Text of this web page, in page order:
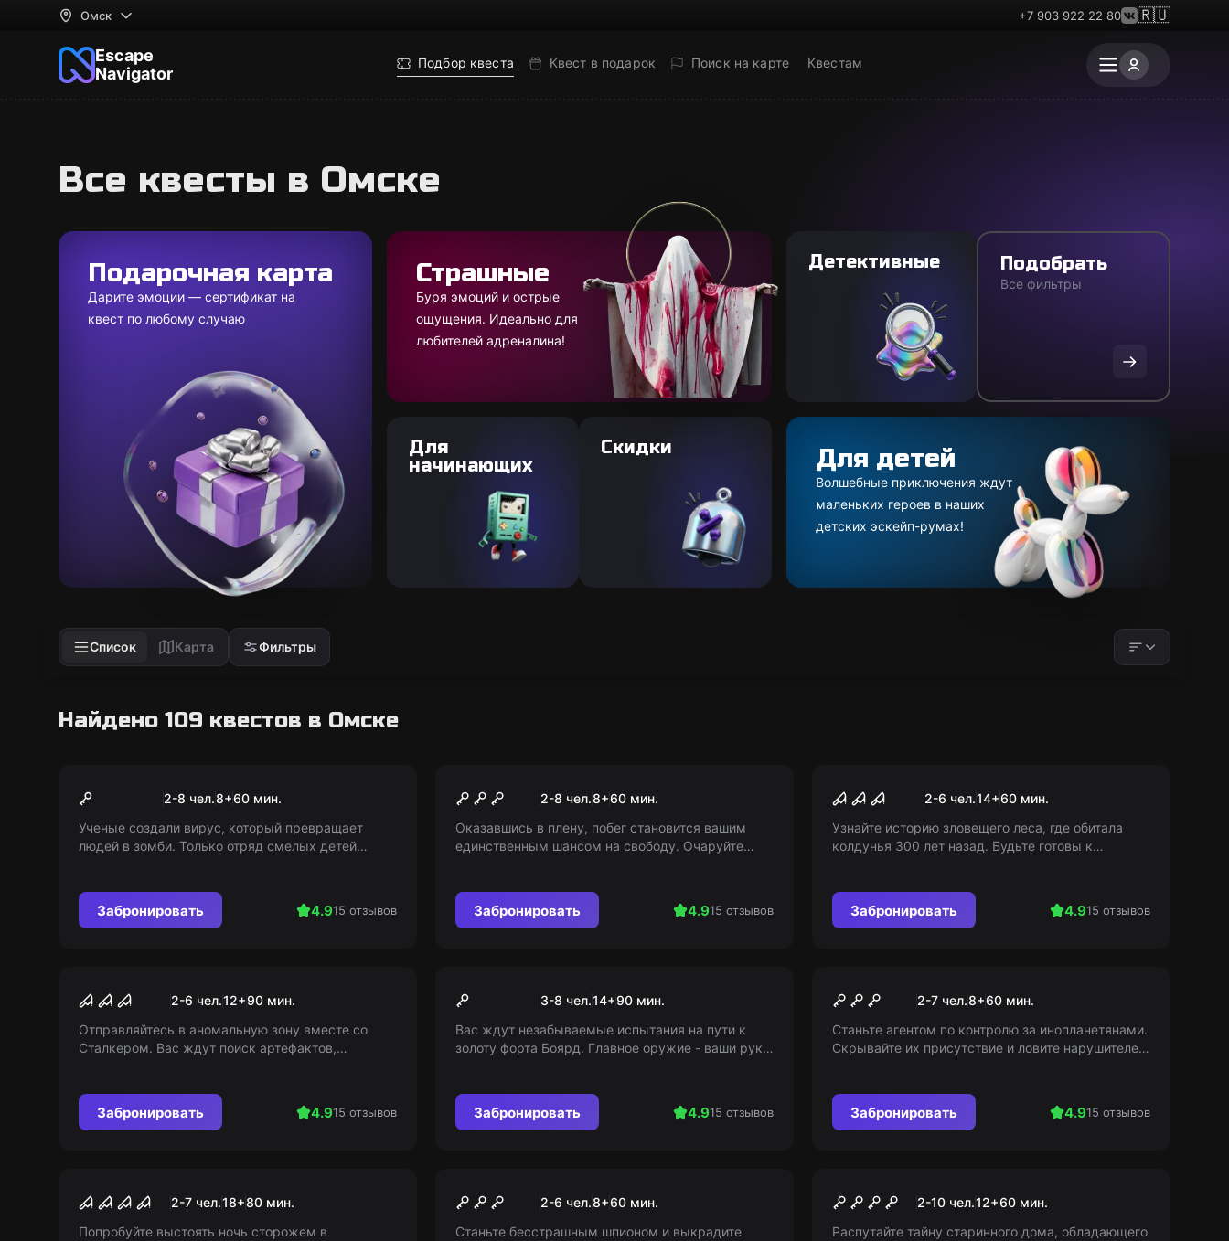
Омск +7 903 922 22 80 🇷🇺
Escape
Navigator
Подбор квеста Квест в подарок Поиск на карте Квестам
Все квесты в Омске
Подарочная карта
Дарите эмоции — сертификат на
квест по любому случаю
Страшные
Буря эмоций и острые
ощущения. Идеально для
любителей адреналина!
Для детей
Волшебные приключения ждут
маленьких героев в наших
детских эскейп-румах!
Для
начинающих
Скидки
Детективные Подобрать
Все фильтры
Список Карта Фильтры
Найдено 109 квестов в Омске
Дети против зомби
2-8 чел.8+60 мин.
Ученые создали вирус, который превращает
людей в зомби. Только отряд смелых детей
Забронировать 4.915 отзывов
План побега
2-8 чел.8+60 мин.
Оказавшись в плену, побег становится вашим
единственным шансом на свободу. Очаруйте
Забронировать 4.915 отзывов
Ведьма 2-6 чел.14+60 мин.
Узнайте историю зловещего леса, где обитала
колдунья 300 лет назад. Будьте готовы к
Забронировать 4.915 отзывов
Сталкер2-6 чел.12+90 мин.
Отправляйтесь в аномальную зону вместе со
Сталкером. Вас ждут поиск артефактов,
Забронировать 4.915 отзывов
Fort Boyard. Сокровища
форта
3-8 чел.14+90 мин.
Вас ждут незабываемые испытания на пути к
золоту форта Боярд. Главное оружие - ваши руки
Забронировать 4.915 отзывов
Инопланетянин
2-7 чел.8+60 мин.
Станьте агентом по контролю за инопланетянами.
Скрывайте их присутствие и ловите нарушителей,
Забронировать 4.915 отзывов
Культ 2-7 чел.18+80 мин.
Попробуйте выстоять ночь сторожем в
Шпионы2-6 чел.8+60 мин.
Станьте бесстрашным шпионом и выкрадите
Демон 2-10 чел.12+60 мин.
Распутайте тайну старинного дома, обладающего